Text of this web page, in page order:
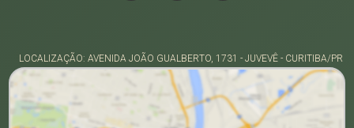
LOCALIZAÇÃO: AVENIDA JOÃO GUALBERTO, 1731 - JUVEVÊ - CURITIBA/PR